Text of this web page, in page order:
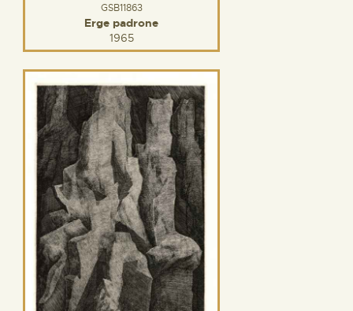
GSB11863
Erge padrone
1965